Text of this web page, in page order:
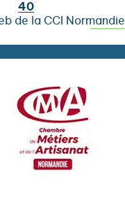
40
de la CCI Normandie